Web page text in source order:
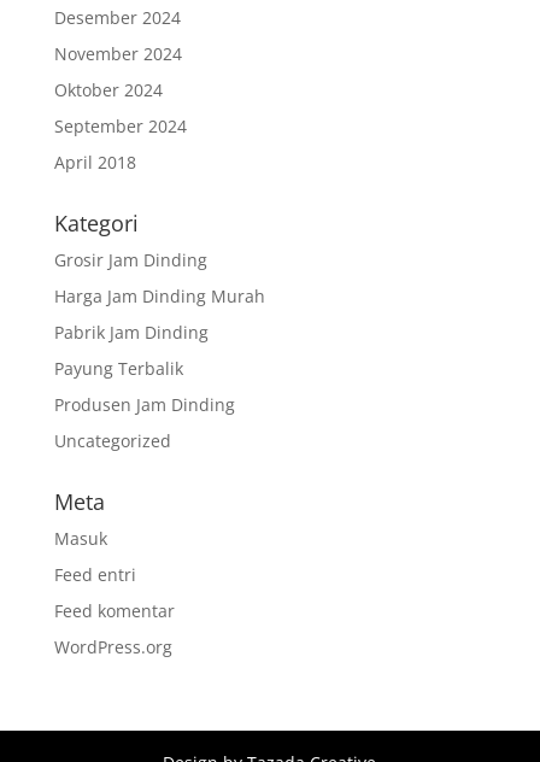
Desember 2024
November 2024
Oktober 2024
September 2024
April 2018
Kategori
Grosir Jam Dinding
Harga Jam Dinding Murah
Pabrik Jam Dinding
Payung Terbalik
Produsen Jam Dinding
Uncategorized
Meta
Masuk
Feed entri
Feed komentar
WordPress.org